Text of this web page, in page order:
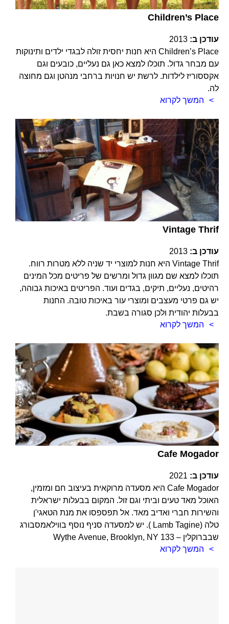
Children’s Place
עודכן ב: 2013
Children’s Place היא חנות יחסית זולה לבגדי ילדים ותינוקות
עם מבחר גדול. תוכלו למצא כאן גם נעליים, כובעים וגם
אקססוריז לילדות. לרשת יש חנויות ברחבי מנהטן וגם מחוצה
לה.
המשך לקרוא
Vintage Thrif
עודכן ב: 2013
Vintage Thrif היא חנות למוצרי יד שניה ללא מטרות רווח.
תוכלו למצא שם מגוון גדול ומרשים של פריטים מכל המינים
רהיטים, נעליים, תיקים, בגדים ועוד. הפריטים באיכות גבוהה,
יש גם פרטי מעצבים ומוצרי עור באיכות טובה. החנות
בבעלות יהודית ולכן סגורה בשבת.
המשך לקרוא
Cafe Mogador
עודכן ב: 2021
Cafe Mogador היא מסעדה מרוקאית בעיצוב חם ומזמין,
האוכל מאד טעים וביתי וגם זול. המקום בבעלות ישראלית
והשירות חברי ואדיב מאד. אל תפספסו את מנת הטאגי'ן
טלה (Lamb Tagine ). יש למסעדה סניף נוסף בווילאמסבורג
שבברוקלין – 133 Wythe Avenue, Brooklyn, NY
המשך לקרוא